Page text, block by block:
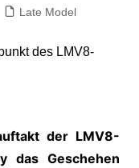
Late Model
der LMV8-
das Geschehen